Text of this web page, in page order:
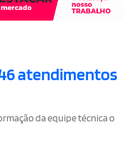
atendimentos
da equipe técnica o